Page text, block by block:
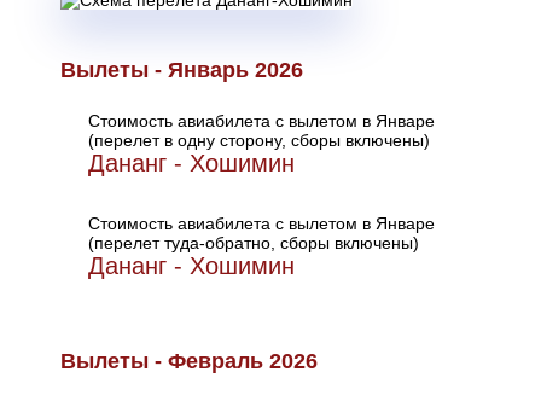
Вылеты - Январь 2026
Стоимость авиабилета с вылетом в Январе
(перелет в одну сторону, сборы включены)
Дананг - Хошимин
Стоимость авиабилета с вылетом в Январе
(перелет туда-обратно, сборы включены)
Дананг - Хошимин
Вылеты - Февраль 2026